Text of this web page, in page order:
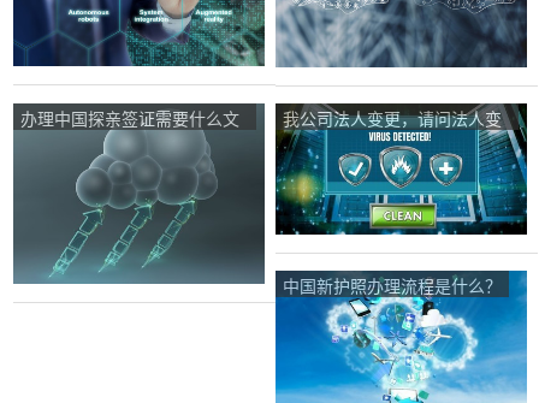
办理中国探亲签证需要什么文
我公司法人变更，请问法人变
更阿里云备案程序是什么？
中国新护照办理流程是什么？